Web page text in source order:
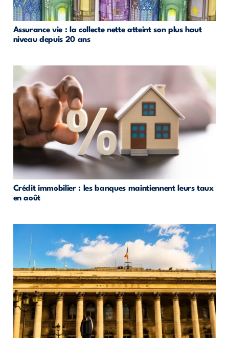
Assurance vie : la collecte nette atteint son plus haut
niveau depuis 20 ans
Crédit immobilier : les banques maintiennent leurs taux
en août